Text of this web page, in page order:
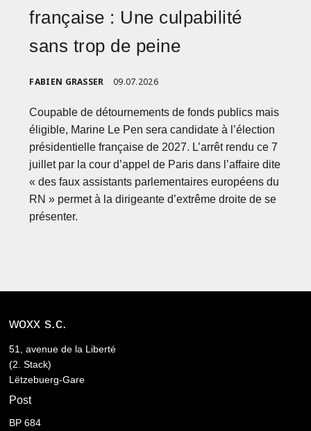
française : Une culpabilité
sans trop de peine
FABIEN GRASSER 09.07.2026
Coupable de détournements de fonds publics mais
éligible, Marine Le Pen sera candidate à l’élection
présidentielle française de 2027. L’arrêt rendu ce 7
juillet par la cour d’appel de Paris dans l’affaire dite
« des faux assistants parlementaires européens du
RN » permet à la dirigeante d’extrême droite de se
présenter.
woxx s.c.
51, avenue de la Liberté
(2. Stack)
Lëtzebuerg-Gare
Post
BP 684